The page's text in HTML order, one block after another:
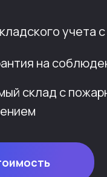
учета
на
склад с